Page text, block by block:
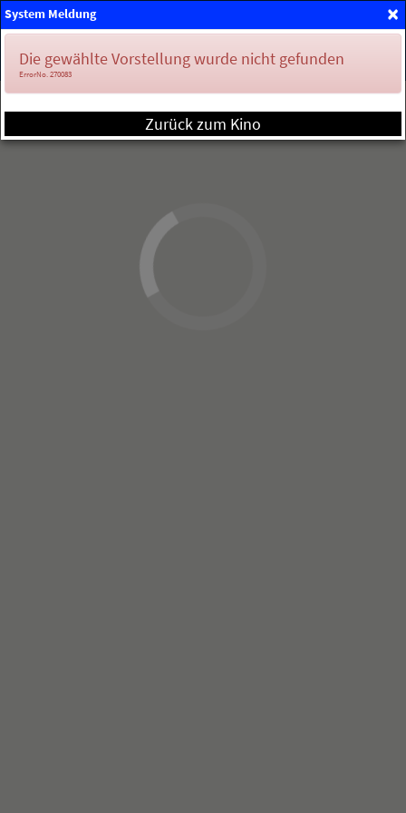
Mein Konto
×
System Meldung
Die gewählte Vorstellung wurde nicht gefunden
ErrorNo. 270083
Zurück zum Kino